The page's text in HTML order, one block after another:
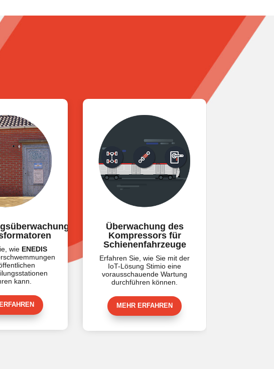
Überwachung des
Kompressors für
Schienenfahrzeuge
Erfahren Sie, wie Sie mit der
IoT-Lösung Stimio eine
vorausschauende Wartung
Üeberwachung der
Lokomotiven
Erfahren Sie, wie
Güeterverkehr
Überwachungslösung die
Verfügbarkeit von Lokomotiven